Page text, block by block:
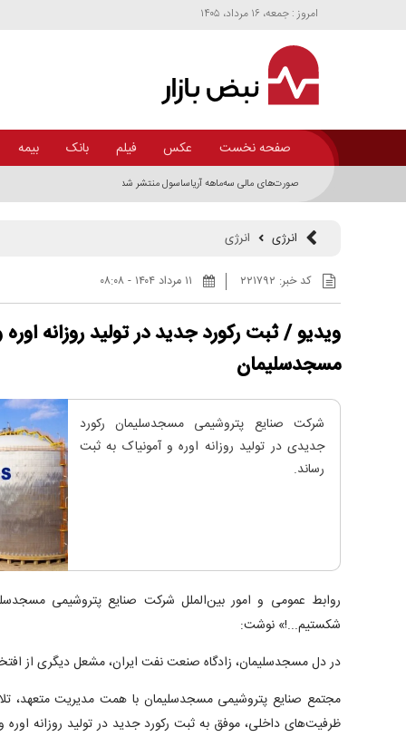
امروز : جمعه، ۱۶ مرداد، ۱۴۰۵
صفحه نخست عکس فیلم بانک بیمه
صورت‌های مالی سه‌ماهه آریاساسول منتشر شد؛ بازگشت تولید پس از توقف
انرژی انرژی
کد خبر: ۲۲۱۷۹۲
ویدیو / ثبت رکورد جدید در تولید روزانه
مسجدسلیمان
شرکت صنایع پتروشیمی مسجدسلیمان رکورد
جدیدی در تولید روزانه اوره و آمونیاک به ثبت
رساند.
روابط عمومی و امور بین‌الملل شرکت صنایع پتروشیمی
شکستیم...!» نوشت:
در دل مسجدسلیمان، زادگاه صنعت نفت ایران، مشعل دیگری از
مجتمع صنایع پتروشیمی مسجدسلیمان با همت مدیریت متعهد،
ظرفیت‌های داخلی، موفق به ثبت رکورد جدید در تولید روزانه